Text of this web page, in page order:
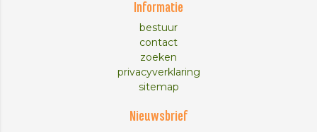
Informatie
bestuur
contact
zoeken
privacyverklaring
sitemap
Nieuwsbrief